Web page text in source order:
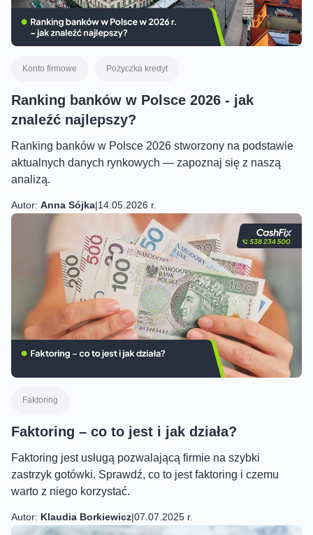
Konto firmowe Pożyczka kredyt
Ranking banków w Polsce 2026 - jak
znaleźć najlepszy?
Ranking banków w Polsce 2026 stworzony na podstawie
aktualnych danych rynkowych — zapoznaj się z naszą
analizą.
Autor: Anna Sójka|14.05.2026 r.
Faktoring
Faktoring – co to jest i jak działa?
Faktoring jest usługą pozwalającą firmie na szybki
zastrzyk gotówki. Sprawdź, co to jest faktoring i czemu
warto z niego korzystać.
Autor: Klaudia Borkiewicz|07.07.2025 r.